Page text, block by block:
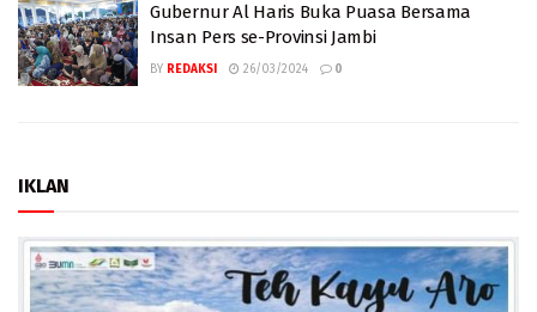
Gubernur Al Haris Buka Puasa Bersama
Insan Pers se-Provinsi Jambi
BY REDAKSI 26/03/2024 0
IKLAN